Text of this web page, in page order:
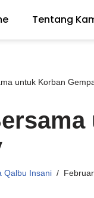
Tentang
untuk Korban
Qalbu Insani